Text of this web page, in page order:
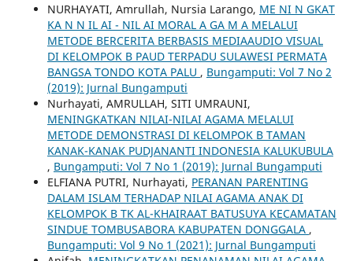
NURHAYATI, Amrullah, Nursia Larango, ME NI N GKAT
KA N N IL AI - NIL AI MORAL A GA M A MELALUI
METODE BERCERITA BERBASIS MEDIAAUDIO VISUAL
DI KELOMPOK B PAUD TERPADU SULAWESI PERMATA
BANGSA TONDO KOTA PALU , Bungamputi: Vol 7 No 2
(2019): Jurnal Bungamputi
Nurhayati, AMRULLAH, SITI UMRAUNI,
MENINGKATKAN NILAI-NILAI AGAMA MELALUI
METODE DEMONSTRASI DI KELOMPOK B TAMAN
KANAK-KANAK PUDJANANTI INDONESIA KALUKUBULA
, Bungamputi: Vol 7 No 1 (2019): Jurnal Bungamputi
ELFIANA PUTRI, Nurhayati, PERANAN PARENTING
DALAM ISLAM TERHADAP NILAI AGAMA ANAK DI
KELOMPOK B TK AL-KHAIRAAT BATUSUYA KECAMATAN
SINDUE TOMBUSABORA KABUPATEN DONGGALA ,
Bungamputi: Vol 9 No 1 (2021): Jurnal Bungamputi